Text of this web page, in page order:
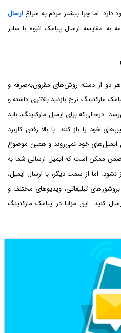
اما چرا بیشتر مردم به سراغ ارسال
به مقایسه ارسال پیامک انبوه با سایر
هر دو از دسته روش‌های مقرون‌به‌صرفه و
مارکتینگ نرخ بازدید بالاتری داشته و
برای ایمیل مارکتینگ، باید
خود را باز کنند. با بالا رفتن کاربرد
ایمیل‌های خود نمی‌روند و همین موضوع
ممکن است که ایمیل ارسالی شما به
نشود. اما از سمت دیگر، با ارسال ایمیل،
تبلیغاتی، ویدیو‌های مختلف و
کنید. این مزایا در پیامک مارکتینگ